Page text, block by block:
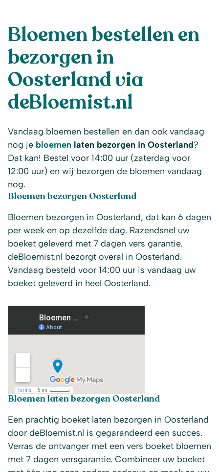
Bloemen bestellen en
bezorgen in
Oosterland via
deBloemist.nl
Vandaag bloemen bestellen en dan ook vandaag
nog je bloemen laten bezorgen in Oosterland?
Dat kan! Bestel voor 14:00 uur (zaterdag voor
12:00 uur) en wij bezorgen de bloemen vandaag
nog.
Bloemen bezorgen Oosterland
Bloemen bezorgen in Oosterland, dat kan 6 dagen
per week en op dezelfde dag. Razendsnel uw
boeket geleverd met 7 dagen vers garantie.
deBloemist.nl bezorgt overal in Oosterland.
Vandaag besteld voor 14:00 uur is vandaag uw
boeket geleverd in heel Oosterland.
Bloemen laten bezorgen Oosterland
Een prachtig boeket laten bezorgen in Oosterland
door deBloemist.nl is gegarandeerd een succes.
Verras de ontvanger met een vers boeket bloemen
met 7 dagen versgarantie. Combineer uw boeket